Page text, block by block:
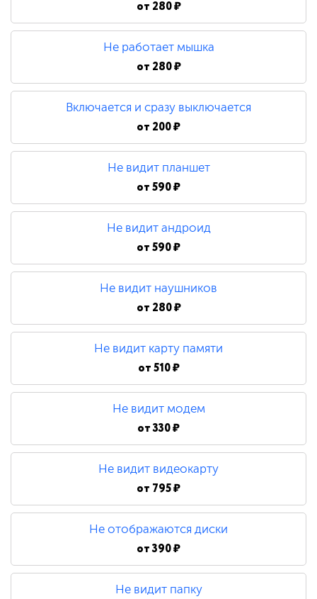
от 280 ₽
Не работает мышка
от 280 ₽
Включается и сразу выключается
от 200 ₽
Не видит планшет
от590 ₽
Не видит андроид
от590 ₽
Не видит наушников
от 280 ₽
Не видит карту памяти
от510 ₽
Не видит модем
от330 ₽
Не видит видеокарту
от 795 ₽
Не отображаются диски
от390 ₽
Не видит папку